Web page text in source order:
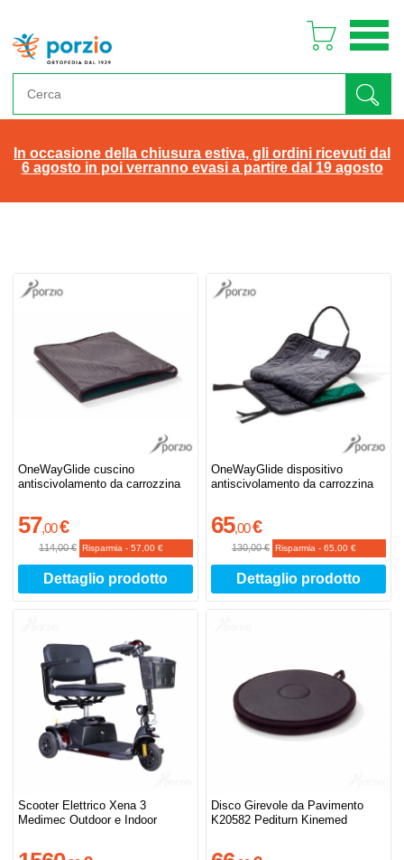
In occasione della chiusura estiva, gli ordini ricevuti dal
6 agosto in poi verranno evasi a partire dal 19 agosto
OneWayGlide cuscino
antiscivolamento da carrozzina
57,00€
114,00 € Risparmia -57,00 €
Dettaglio prodotto
OneWayGlide dispositivo
antiscivolamento da carrozzina
65,00€
130,00 € Risparmia -65,00 €
Dettaglio prodotto
Scooter Elettrico Xena 3
Medimec Outdoor e Indoor
Disco Girevole da Pavimento
K20582 Pediturn Kinemed